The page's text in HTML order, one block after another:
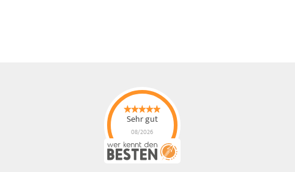
Sehr gut
08/2026
ErgonoMIX GmbHhat
4.96 von5Sternen |